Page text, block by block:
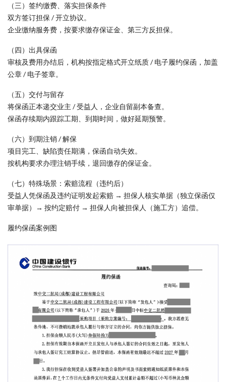
（三）签约缴费、落实担保条件
双方签订担保 / 开立协议。
企业缴纳服务费，按要求缴存保证金、第三方反担保。
（四）出具保函
审核及费用办结后，机构按指定格式开立纸质 / 电子履约保函，加盖
公章 / 电子签章。
（五）交付与留存
将保函正本递交业主 / 受益人，企业自留副本备查。
保函存续期内跟踪工期、到期时间，做好延期预警。
（六）到期注销 / 解保
项目完工、缺陷责任期满，保函自动失效。
按机构要求办理注销手续，退回缴存的保证金。
（七）特殊场景：索赔流程（违约后）
受益人凭保函及违约证明发起索赔 → 担保人核实单据（独立保函仅
审单据）→ 按约定赔付 → 担保人向被担保人（施工方）追偿。
履约保函案例图